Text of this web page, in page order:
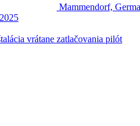
Mammendorf,
vrátane zatlačovania pilót